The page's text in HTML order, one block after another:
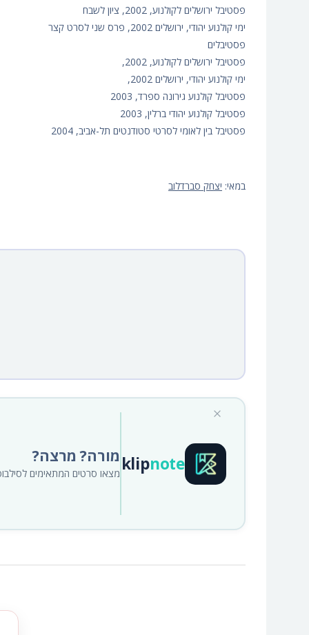
פסטיבל ירושלים לקולנוע, 2002, ציון לשבח
ימי קולנוע יהודי, ירושלים 2002, פרס שני לסרט קצר
פסטיבלים
פסטיבל ירושלים לקולנוע, 2002,
ימי קולנוע יהודי, ירושלים 2002,
פסטיבל קולנוע גירונה ספרד, 2003
פסטיבל קולנוע יהודי ברלין, 2003
פסטיבל בין לאומי לסרטי סטודנטים תל-אביב, 2004
במאי: יצחק סברדלוב
klipnote מורה? מרצה?
מצאו סרטים המתאימים